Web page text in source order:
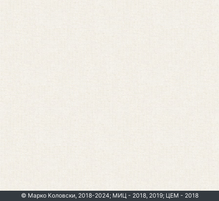
© Марко Коловски, 2018-2024; МИЦ - 2018, 2019; ЦЕМ - 2018